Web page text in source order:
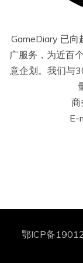
GameDiary 已
广服务，为近百
意企划。我们与
E-
鄂ICP备